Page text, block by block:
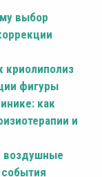
выбор
криолиполиз
фигуры
как
и
воздушные